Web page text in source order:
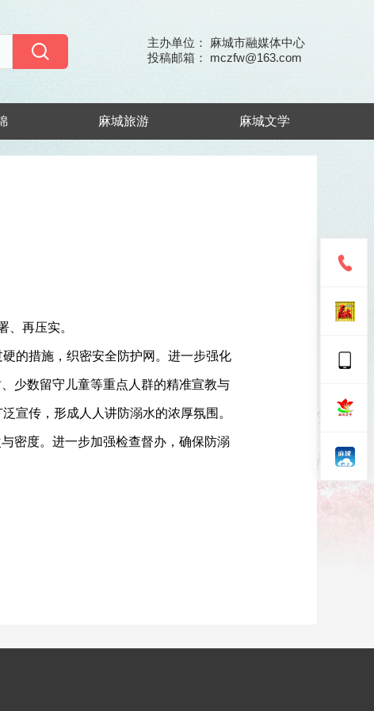
主办单位： 麻城市融媒体中心
投稿邮箱： mczfw@163.com
麻城旅游 麻城文学
、再压实。
的措施，织密安全防护网。进一步强化
少数留守儿童等重点人群的精准宣教与
宣传，形成人人讲防溺水的浓厚氛围。
密度。进一步加强检查督办，确保防溺